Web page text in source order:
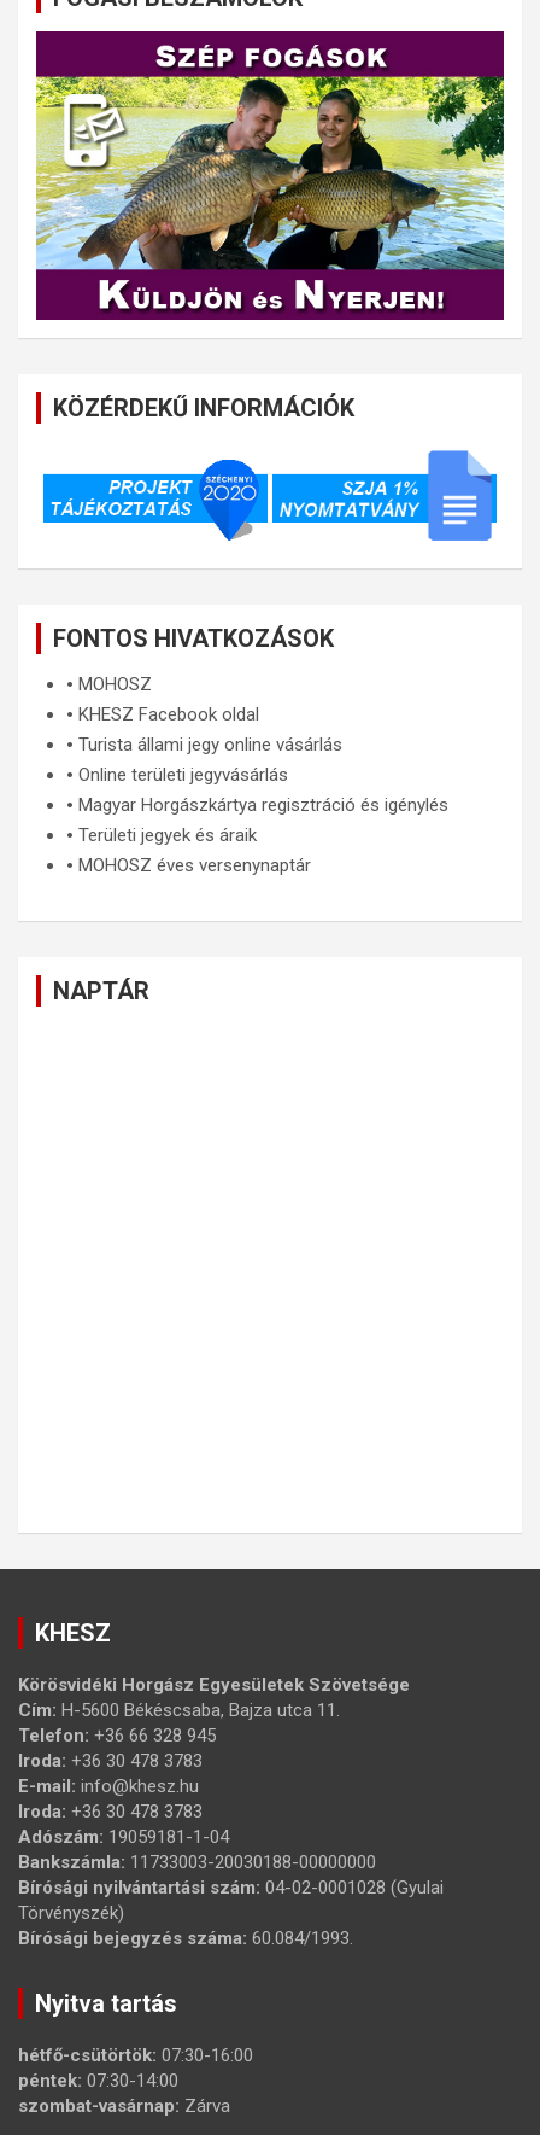
KÖZÉRDEKŰ INFORMÁCIÓK
FONTOS HIVATKOZÁSOK
🞄 MOHOSZ
🞄 KHESZ Facebook oldal
🞄 Turista állami jegy online vásárlás
🞄 Online területi jegyvásárlás
🞄 Magyar Horgászkártya regisztráció és igénylés
🞄 Területi jegyek és áraik
🞄 MOHOSZ éves versenynaptár
NAPTÁR
KHESZ
Körösvidéki Horgász Egyesületek Szövetsége
Cím: H-5600 Békéscsaba, Bajza utca 11.
Telefon: +36 66 328 945
Iroda: +36 30 478 3783
E-mail: info@khesz.hu
Iroda: +36 30 478 3783
Adószám: 19059181-1-04
Bankszámla: 11733003-20030188-00000000
Bírósági nyilvántartási szám: 04-02-0001028 (Gyulai
Törvényszék)
Bírósági bejegyzés száma: 60.084/1993.
Nyitva tartás
hétfő-csütörtök: 07:30-16:00
péntek: 07:30-14:00
szombat-vasárnap: Zárva